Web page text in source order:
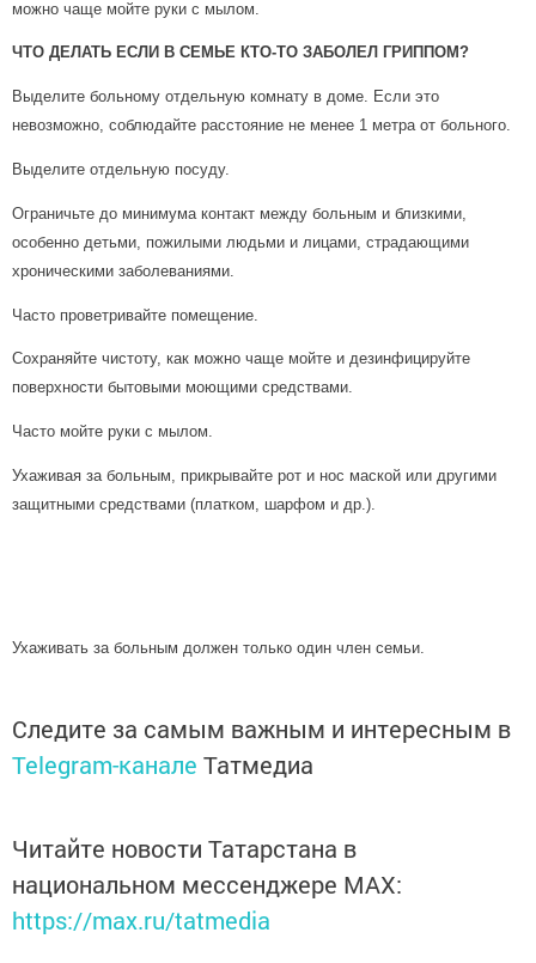
можно чаще мойте руки с мылом.
ЧТО ДЕЛАТЬ ЕСЛИ В СЕМЬЕ КТО-ТО ЗАБОЛЕЛ ГРИППОМ?
Выделите больному отдельную комнату в доме. Если это
невозможно, соблюдайте расстояние не менее 1 метра от больного.
Выделите отдельную посуду.
Ограничьте до минимума контакт между больным и близкими,
особенно детьми, пожилыми людьми и лицами, страдающими
хроническими заболеваниями.
Часто проветривайте помещение.
Сохраняйте чистоту, как можно чаще мойте и дезинфицируйте
поверхности бытовыми моющими средствами.
Часто мойте руки с мылом.
Ухаживая за больным, прикрывайте рот и нос маской или другими
защитными средствами (платком, шарфом и др.).
Ухаживать за больным должен только один член семьи.
Следите за самым важным и интересным в
Telegram-канале Татмедиа
Читайте новости Татарстана в
национальном мессенджере MАХ:
https://max.ru/tatmedia